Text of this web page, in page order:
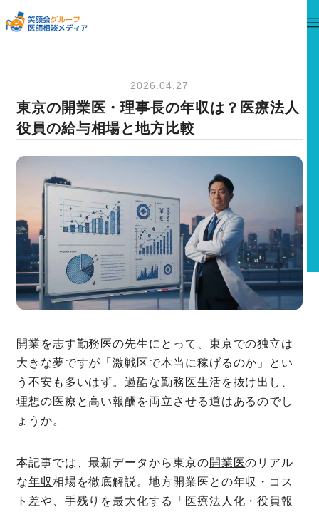
2026.04.27
東京の開業医・理事長の年収は？医療法人
役員の給与相場と地方比較
開業を志す勤務医の先生にとって、東京での独立は
大きな夢ですが「激戦区で本当に稼げるのか」とい
う不安も多いはず。過酷な勤務医生活を抜け出し、
理想の医療と高い報酬を両立させる道はあるのでし
ょうか。
本記事では、最新データから東京の開業医のリアル
な年収相場を徹底解説。地方開業医との年収・コス
ト差や、手残りを最大化する「 医療法 人化・役員報